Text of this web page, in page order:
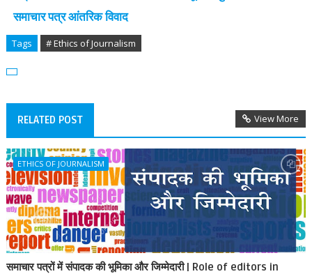
समाचार पत्र आंतरिक विवाद
Tags # Ethics of Journalism
RELATED POST View More
ETHICS OF JOURNALISM
समाचार पत्रों में संपादक की भूमिका और जिम्मेदारी | Role of editors in